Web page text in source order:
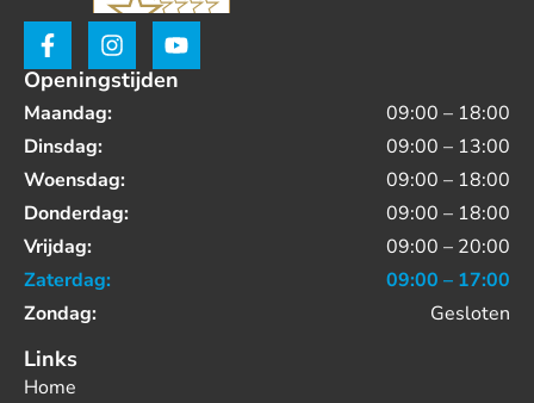
Openingstijden
Maandag:
09:00 – 18:00
Dinsdag:
09:00 – 13:00
Woensdag:
09:00 – 18:00
Donderdag:
09:00 – 18:00
Vrijdag:
09:00 – 20:00
Zaterdag:
09:00 – 17:00
Zondag:
Gesloten
Links
Home